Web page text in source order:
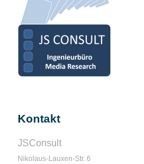
Kontakt
JSConsult
Nikolaus-Lauxen-Str. 6